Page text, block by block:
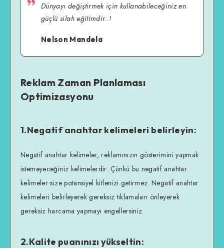
Dünyayı değiştirmek için kullanabileceğiniz en
güçlü silah eğitimdir..!
Nelson Mandela
Reklam Zaman Planlaması
Optimizasyonu
1.Negatif anahtar kelimeleri belirleyin:
Negatif anahtar kelimeler, reklamınızın gösterimini yapmak
istemeyeceğiniz kelimelerdir. Çünkü bu negatif anahtar
kelimeler size potansiyel kitlenizi getirmez. Negatif anahtar
kelimeleri belirleyerek gereksiz tıklamaları önleyerek
gereksiz harcama yapmayı engellersiniz.
2.Kalite puanınızı yükseltin: